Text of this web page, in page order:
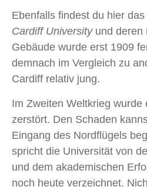
Ebenfalls findest du hier
Cardiff Universityund deren
Gebäude wurde erst 1909
demnach im Vergleich zu
Cardiff relativ jung.
Im Zweiten Weltkrieg wurde
zerstört. Den Schaden
Eingang des Nordflügels
spricht die Universität von
und dem akademischen
noch heute verzeichnet.